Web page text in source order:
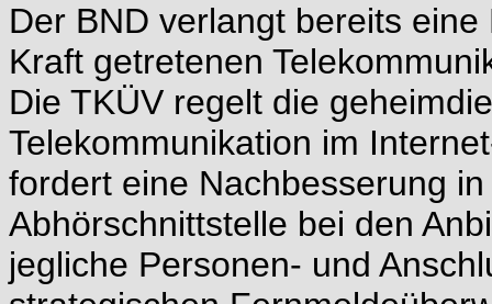
Der BND verlangt bereits
Kraft getretenen
Die TKÜV regelt die
Telekommunikation im
fordert eine Nachbesserung
Abhörschnittstelle bei den
jegliche Personen- und